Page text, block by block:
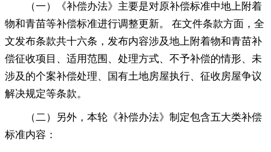
（一）《补偿办法》主要是对原补偿标准中地上附着
物和青苗等补偿标准进行调整更新。
在文件条款方面，全
文发布条款共十六条 ， 发布内容涉及地上附着物和青苗补
偿征收项目、适用范围、处理方式、不予补偿的情形、未
涉及的个案补偿处理、国有土地房屋执行、征收房屋争议
解决规定等条款。
（二）另外 ， 本轮《补偿办法》制定包含五大类补偿
标准内容：